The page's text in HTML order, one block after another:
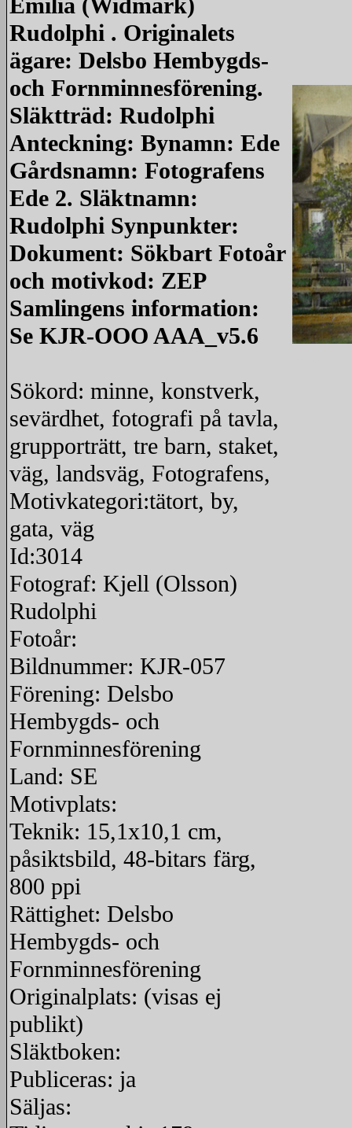
Emilia (Widmark)
Rudolphi . Originalets
ägare: Delsbo Hembygds-
och Fornminnesförening.
Släktträd: Rudolphi
Anteckning: Bynamn: Ede
Gårdsnamn: Fotografens
Ede 2. Släktnamn:
Rudolphi Synpunkter:
Dokument: Sökbart Fotoår
och motivkod: ZEP
Samlingens information:
Se KJR-OOO AAA_v5.6
Sökord: minne, konstverk,
sevärdhet, fotografi på tavla,
grupporträtt, tre barn, staket,
väg, landsväg, Fotografens,
Motivkategori:tätort, by,
gata, väg
Id:3014
Fotograf: Kjell (Olsson)
Rudolphi
Fotoår:
Bildnummer: KJR-057
Förening: Delsbo
Hembygds- och
Fornminnesförening
Land: SE
Motivplats:
Teknik: 15,1x10,1 cm,
påsiktsbild, 48-bitars färg,
800 ppi
Rättighet: Delsbo
Hembygds- och
Fornminnesförening
Originalplats: (visas ej
publikt)
Släktboken:
Publiceras: ja
Säljas: